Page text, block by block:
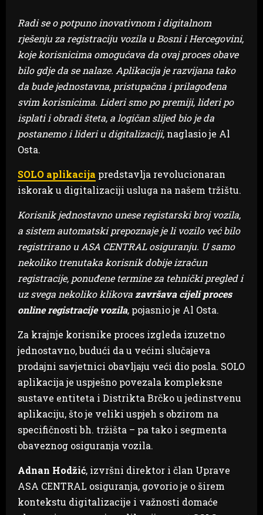
Radi se o potpuno inovativnom i digitalnom
rješenju za registraciju vozila u Bosni i Hercegovini,
koje korisnicima omogućava da ovaj proces obave
bilo gdje da se nalaze. Aplikacija je razvijana tako
da bude jednostavna, pristupačna i prilagođena
svim korisnicima. Lideri smo po premiji, lideri po
isplati i obradi šteta, a logičan slijed bio je da
postanemo i lideri u digitalizaciji, naglasio je Al
Osta.
SOLO aplikacija predstavlja revolucionaran
iskorak u digitalizaciji usluga na našem tržištu.
Korisnik jednostavno unese registarski broj vozila,
a sistem automatski prepoznaje je li vozilo već bilo
registrirano u ASA CENTRAL osiguranju. U samo
nekoliko trenutaka korisnik dobije izračun
registracije, ponuđene termine za tehnički pregled i
uz svega nekoliko klikova završava cijeli proces
online registracije vozila, pojasnio je Al Osta.
Za krajnje korisnike proces izgleda izuzetno
jednostavno, budući da u većini slučajeva
prodajni savjetnici obavljaju veći dio posla. SOLO
aplikacija je uspješno povezala kompleksne
sustave entiteta i Distrikta Brčko u jedinstvenu
aplikaciju, što je veliki uspjeh s obzirom na
specifičnosti bh. tržišta – pa tako i segmenta
obaveznog osiguranja vozila.
Adnan Hodžić, izvršni direktor i član Uprave
ASA CENTRAL osiguranja, govorio je o širem
kontekstu digitalizacije i važnosti domaće